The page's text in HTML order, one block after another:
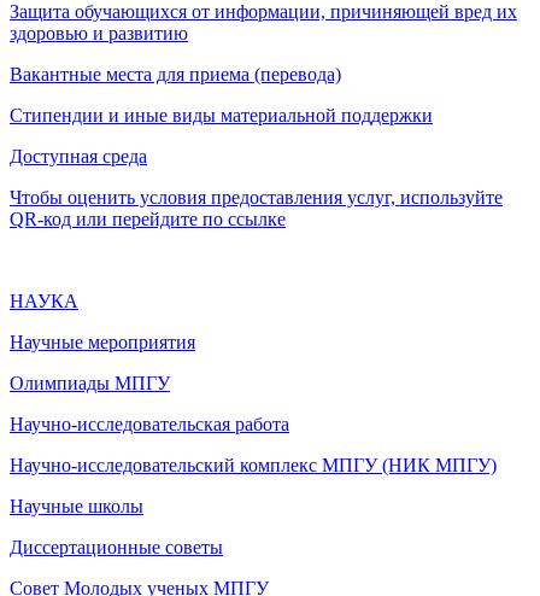
Защита обучающихся от информации, причиняющей вред их
здоровью и развитию
Вакантные места для приема (перевода)
Стипендии и иные виды материальной поддержки
Доступная среда
Чтобы оценить условия предоставления услуг, используйте
QR-код или перейдите по ссылке
НАУКА
Научные мероприятия
Олимпиады МПГУ
Научно-исследовательская работа
Научно-исследовательский комплекс МПГУ (НИК МПГУ)
Научные школы
Диссертационные советы
Совет Молодых ученых МПГУ